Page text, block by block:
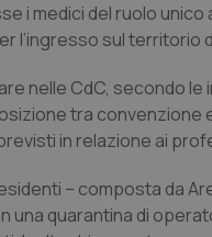
i medici del ruolo
sul territorio
nelle CdC, secondo
tra
in relazione ai
– composta da
quarantina di